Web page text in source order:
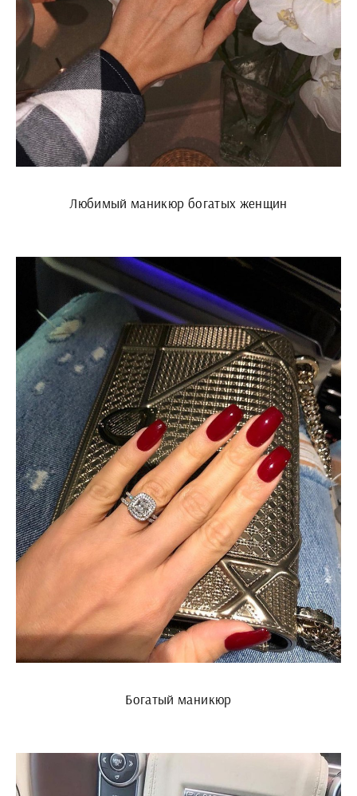
Любимый маникюр богатых женщин
Богатый маникюр